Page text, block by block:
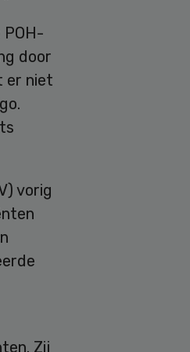
door
er niet
vorig
Zij